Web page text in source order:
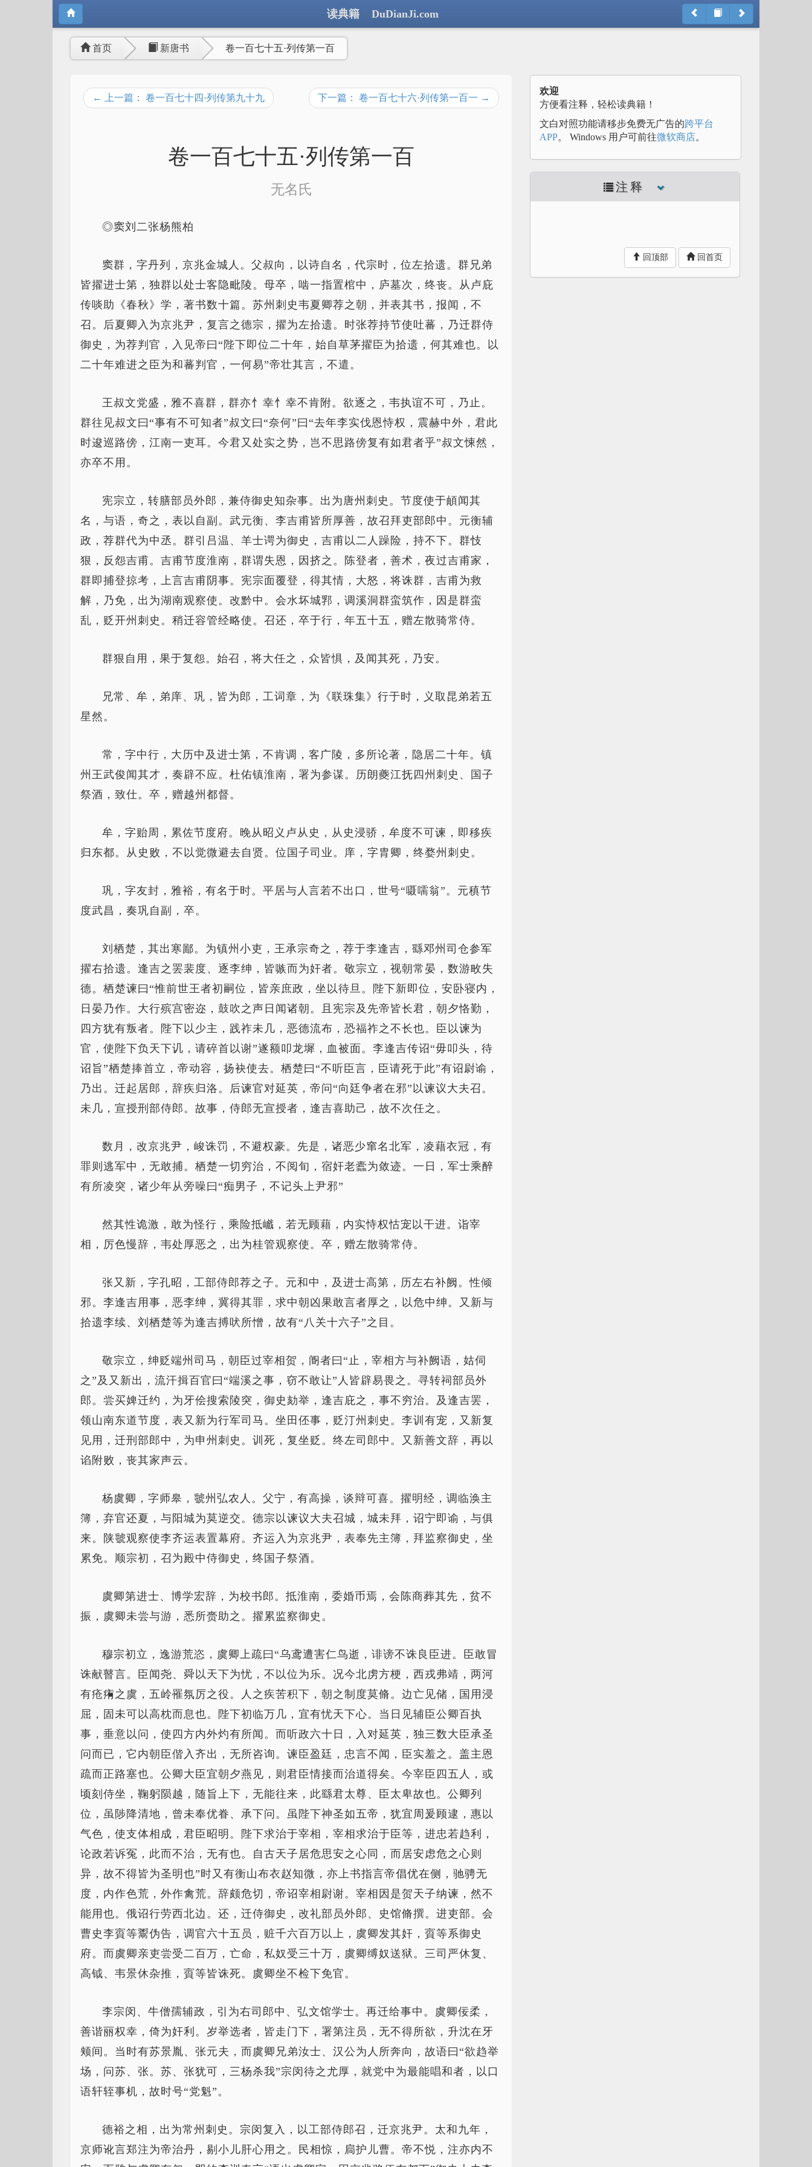
读典籍 DuDianJi.com
首页 新唐书 卷一百七十五·列传第一百
← 上一篇： 卷一百七十四·列传第九十九 下一篇： 卷一百七十六·列传第一百一 →
卷一百七十五·列传第一百
无名氏
◎窦刘二张杨熊柏
窦群，字丹列，京兆金城人。父叔向，以诗自名，代宗时，位左拾遗。群兄弟
皆擢进士第，独群以处士客隐毗陵。母卒，啮一指置棺中，庐墓次，终丧。从卢庇
传啖助《春秋》学，著书数十篇。苏州刺史韦夏卿荐之朝，并表其书，报闻，不
召。后夏卿入为京兆尹，复言之德宗，擢为左拾遗。时张荐持节使吐蕃，乃迁群侍
御史，为荐判官，入见帝曰“陛下即位二十年，始自草茅擢臣为拾遗，何其难也。以
二十年难进之臣为和蕃判官，一何易”帝壮其言，不遣。
王叔文党盛，雅不喜群，群亦忄幸忄幸不肯附。欲逐之，韦执谊不可，乃止。
群往见叔文曰“事有不可知者”叔文曰“奈何”曰“去年李实伐恩恃权，震赫中外，君此
时逡巡路傍，江南一吏耳。今君又处实之势，岂不思路傍复有如君者乎”叔文悚然，
亦卒不用。
宪宗立，转膳部员外郎，兼侍御史知杂事。出为唐州刺史。节度使于頔闻其
名，与语，奇之，表以自副。武元衡、李吉甫皆所厚善，故召拜吏部郎中。元衡辅
政，荐群代为中丞。群引吕温、羊士谔为御史，吉甫以二人躁险，持不下。群忮
狠，反怨吉甫。吉甫节度淮南，群谓失恩，因挤之。陈登者，善术，夜过吉甫家，
群即捕登掠考，上言吉甫阴事。宪宗面覆登，得其情，大怒，将诛群，吉甫为救
解，乃免，出为湖南观察使。改黔中。会水坏城郛，调溪洞群蛮筑作，因是群蛮
乱，贬开州刺史。稍迁容管经略使。召还，卒于行，年五十五，赠左散骑常侍。
群狠自用，果于复怨。始召，将大任之，众皆惧，及闻其死，乃安。
兄常、牟，弟庠、巩，皆为郎，工词章，为《联珠集》行于时，义取昆弟若五
星然。
常，字中行，大历中及进士第，不肯调，客广陵，多所论著，隐居二十年。镇
州王武俊闻其才，奏辟不应。杜佑镇淮南，署为参谋。历朗夔江抚四州刺史、国子
祭酒，致仕。卒，赠越州都督。
牟，字贻周，累佐节度府。晚从昭义卢从史，从史浸骄，牟度不可谏，即移疾
归东都。从史败，不以觉微避去自贤。位国子司业。庠，字胄卿，终婺州刺史。
巩，字友封，雅裕，有名于时。平居与人言若不出口，世号“嗫嚅翁”。元稹节
度武昌，奏巩自副，卒。
刘栖楚，其出寒鄙。为镇州小吏，王承宗奇之，荐于李逢吉，繇邓州司仓参军
擢右拾遗。逢吉之罢裴度、逐李绅，皆嗾而为奸者。敬宗立，视朝常晏，数游畋失
德。栖楚谏曰“惟前世王者初嗣位，皆亲庶政，坐以待旦。陛下新即位，安卧寝内，
日晏乃作。大行殡宫密迩，鼓吹之声日闻诸朝。且宪宗及先帝皆长君，朝夕恪勤，
四方犹有叛者。陛下以少主，践祚未几，恶德流布，恐福祚之不长也。臣以谏为
官，使陛下负天下讥，请碎首以谢”遂额叩龙墀，血被面。李逢吉传诏“毋叩头，待
诏旨”栖楚捧首立，帝动容，扬袂使去。栖楚曰“不听臣言，臣请死于此”有诏尉谕，
乃出。迁起居郎，辞疾归洛。后谏官对延英，帝问“向廷争者在邪”以谏议大夫召。
未几，宣授刑部侍郎。故事，侍郎无宣授者，逢吉喜助己，故不次任之。
数月，改京兆尹，峻诛罚，不避权豪。先是，诸恶少窜名北军，凌藉衣冠，有
罪则逃军中，无敢捕。栖楚一切穷治，不阅旬，宿奸老蠹为敛迹。一日，军士乘醉
有所凌突，诸少年从旁噪曰“痴男子，不记头上尹邪”
然其性诡激，敢为怪行，乘险抵巇，若无顾藉，内实恃权怙宠以干进。诣宰
相，厉色慢辞，韦处厚恶之，出为桂管观察使。卒，赠左散骑常侍。
张又新，字孔昭，工部侍郎荐之子。元和中，及进士高第，历左右补阙。性倾
邪。李逢吉用事，恶李绅，冀得其罪，求中朝凶果敢言者厚之，以危中绅。又新与
拾遗李续、刘栖楚等为逢吉搏吠所憎，故有“八关十六子”之目。
敬宗立，绅贬端州司马，朝臣过宰相贺，阍者曰“止，宰相方与补阙语，姑伺
之”及又新出，流汗揖百官曰“端溪之事，窃不敢让”人皆辟易畏之。寻转祠部员外
郎。尝买婢迁约，为牙侩搜索陵突，御史劾举，逢吉庇之，事不穷治。及逢吉罢，
领山南东道节度，表又新为行军司马。坐田伾事，贬汀州刺史。李训有宠，又新复
见用，迁刑部郎中，为申州刺史。训死，复坐贬。终左司郎中。又新善文辞，再以
谄附败，丧其家声云。
杨虞卿，字师皋，虢州弘农人。父宁，有高操，谈辩可喜。擢明经，调临涣主
簿，弃官还夏，与阳城为莫逆交。德宗以谏议大夫召城，城未拜，诏宁即谕，与俱
来。陕虢观察使李齐运表置幕府。齐运入为京兆尹，表奉先主簿，拜监察御史，坐
累免。顺宗初，召为殿中侍御史，终国子祭酒。
虞卿第进士、博学宏辞，为校书郎。抵淮南，委婚币焉，会陈商葬其先，贫不
振，虞卿未尝与游，悉所赍助之。擢累监察御史。
穆宗初立，逸游荒恣，虞卿上疏曰“乌鸢遭害仁鸟逝，诽谤不诛良臣进。臣敢冒
诛献瞽言。臣闻尧、舜以天下为忧，不以位为乐。况今北虏方梗，西戎弗靖，两河
有疮痏之虞，五岭罹氛厉之役。人之疾苦积下，朝之制度莫脩。边亡见储，国用浸
屈，固未可以高枕而息也。陛下初临万几，宜有忧天下心。当日见辅臣公卿百执
事，垂意以问，使四方内外灼有所闻。而听政六十日，入对延英，独三数大臣承圣
问而已，它内朝臣偕入齐出，无所咨询。谏臣盈廷，忠言不闻，臣实羞之。盖主恩
疏而正路塞也。公卿大臣宜朝夕燕见，则君臣情接而治道得矣。今宰臣四五人，或
顷刻侍坐，鞠躬陨越，随旨上下，无能往来，此繇君太尊、臣太卑故也。公卿列
位，虽陟降清地，曾未奉优眷、承下问。虽陛下神圣如五帝，犹宜周爰顾逮，惠以
气色，使支体相成，君臣昭明。陛下求治于宰相，宰相求治于臣等，进忠若趋利，
论政若诉冤，此而不治，无有也。自古天子居危思安之心同，而居安虑危之心则
异，故不得皆为圣明也”时又有衡山布衣赵知微，亦上书指言帝倡优在侧，驰骋无
度，内作色荒，外作禽荒。辞颇危切，帝诏宰相尉谢。宰相因是贺天子纳谏，然不
能用也。俄诏行劳西北边。还，迁侍御史，改礼部员外郎、史馆脩撰。进吏部。会
曹史李賨等鬻伪告，调官六十五员，赃千六百万以上，虞卿发其奸，賨等系御史
府。而虞卿亲吏尝受二百万，亡命，私奴受三十万，虞卿缚奴送狱。三司严休复、
高钺、韦景休杂推，賨等皆诛死。虞卿坐不检下免官。
李宗闵、牛僧孺辅政，引为右司郎中、弘文馆学士。再迁给事中。虞卿佞柔，
善谐丽权幸，倚为奸利。岁举选者，皆走门下，署第注员，无不得所欲，升沈在牙
颊间。当时有苏景胤、张元夫，而虞卿兄弟汝士、汉公为人所奔向，故语曰“欲趋举
场，问苏、张。苏、张犹可，三杨杀我”宗闵待之尤厚，就党中为最能唱和者，以口
语轩轾事机，故时号“党魁”。
德裕之相，出为常州刺史。宗闵复入，以工部侍郎召，迁京兆尹。太和九年，
京师讹言郑注为帝治丹，剔小儿肝心用之。民相惊，扃护儿曹。帝不悦，注亦内不
欢迎
方便看注释，轻松读典籍！
文白对照功能请移步免费无广告的跨平台
APP。 Windows 用户可前往微软商店。
注释
回顶部 回首页